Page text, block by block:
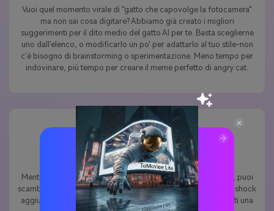
Vuoi quel momento virale di "gatto che capovolge la fotocamera"
ma non sai cosa digitare? Abbiamo già creato i migliori
suggerimenti per il dito medio del gatto AI per te. Basta sceglierne
uno dall'elenco, o modificarlo un po' per adattarlo al tuo stile-non
c'è bisogno di brainstorming o sperimentazione. Meno tempo per
indovinare, più tempo per creare il meme perfetto di angry cat.
Più che solo gatti
— Aggiungi scimmie, cavalli o tigri
Mentre il gatto AI che mostra il dito medio è uno dei preferiti, puoi
scambiarlo con gorilla, cavalli o persino tigri per un valore di shock
aggiunto. L'effetto funziona con quasi tutti gli animali, dandoti una